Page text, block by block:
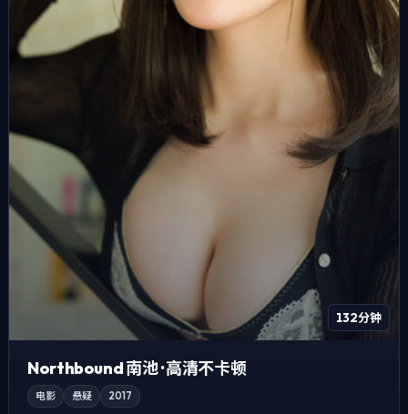
132分钟
Northbound 南池 · 高清不卡顿
电影 悬疑 2017